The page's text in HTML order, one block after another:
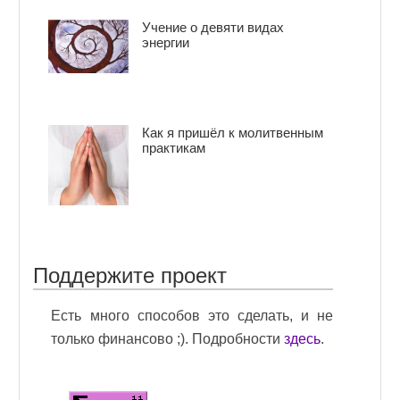
Учение о девяти видах
энергии
Как я пришёл к молитвенным
практикам
Поддержите проект
Есть много способов это сделать, и не
только финансово ;). Подробностиздесь.